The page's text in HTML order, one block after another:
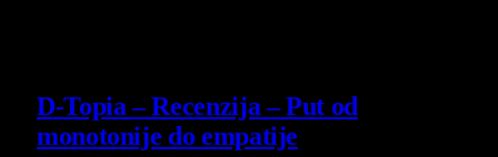
D-Topia – Recenzija – Put od
monotonije do empatije